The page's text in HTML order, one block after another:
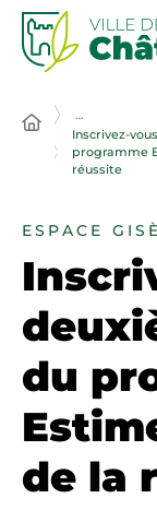
…
Inscrivez-
programme
réussite
ESPACE
du
de la